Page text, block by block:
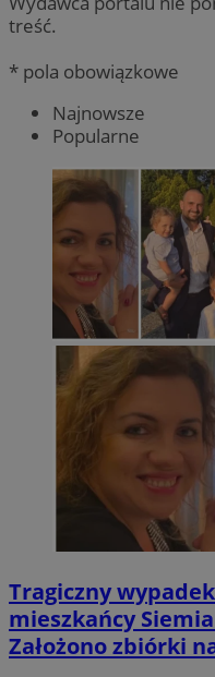
treść.
* pola obowiązkowe
Najnowsze
Popularne
Tragiczny
mieszkańcy
Założono zbiórki